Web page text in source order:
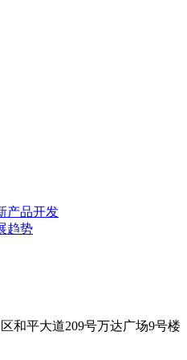
产品开发
趋势
和平大道209号万达广场9号楼